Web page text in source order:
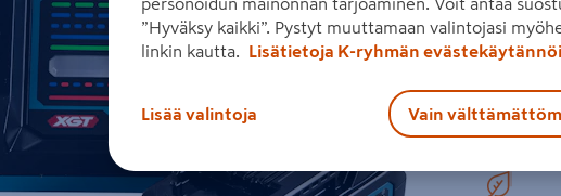
Seuraava
Lue
personoidun mainonnan tarjoaminen. Voit antaa
”Hyväksy kaikki”. Pystyt muuttamaan valintojasi
linkin kautta.
Lisätietoja K-ryhmän
Lisää valintoja Vain